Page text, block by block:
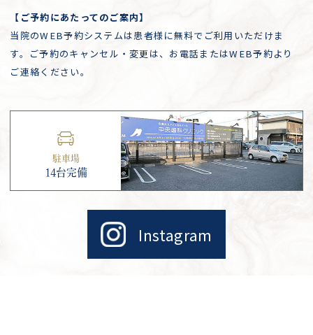
【ご予約にあたってのご案内】
当院のWEB予約システムは患者様に無料でご利用いただけま
す。ご予約のキャンセル・変更は、お電話またはWEB予約より
ご連絡ください。
駐車場
14台完備
Instagram